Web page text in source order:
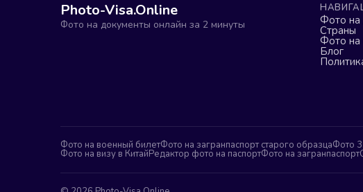
Photo-Visa.Online
Фото на документы онлайн за 2 минуты Фото на
Страны
Фото на
Блог
Фото на военный билетФото на загранпаспорт старого образцаФото
Фото на визу в КитайРедактор фото на паспортФото на загранпаспорт